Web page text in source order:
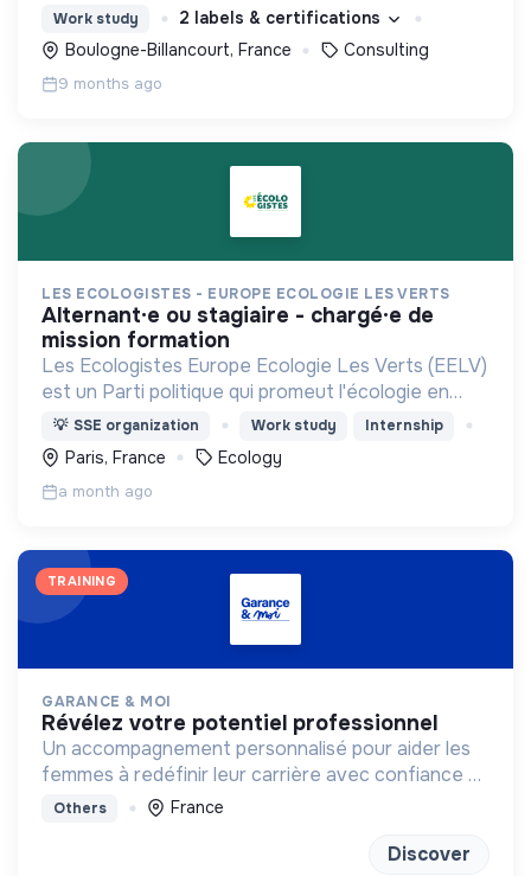
Work study
2 labels & certifications
Boulogne-Billancourt, France
Consulting
9 months ago
LES ECOLOGISTES - EUROPE ECOLOGIE LES VERTS
alternant·e ou stagiaire - chargé·e de
mission formation
Les Ecologistes Europe Ecologie Les Verts (EELV)
est un Parti politique qui promeut l'écologie en
France et en Europe.
💡 SSE organization Work study Internship
Paris, France Ecology
a month ago
TRAINING
GARANCE & MOI
révélez votre potentiel professionnel
Un accompagnement personnalisé pour aider les
femmes à redéfinir leur carrière avec confiance et
clarté
Others France
Discover